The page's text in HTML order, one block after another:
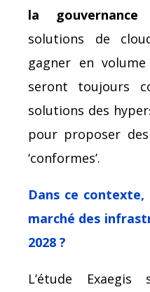
la gouvernance
solutions de
gagner en
seront toujours
solutions des
pour proposer
‘conformes’.
Dans ce
marché des
2028 ?
L’étude